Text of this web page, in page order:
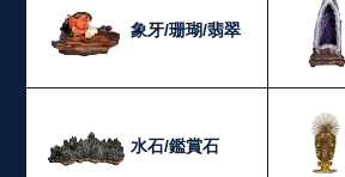
象牙/珊瑚/翡翠
水石/鑑賞石